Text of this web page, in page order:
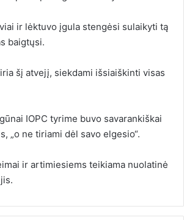
ir lėktuvo įgula stengėsi sulaikyti tą
baigtųsi.
šį atvejį, siekdami išsiaiškinti visas
IOPC tyrime buvo savarankiškai
„o ne tiriami dėl savo elgesio“.
ir artimiesiems teikiama nuolatinė